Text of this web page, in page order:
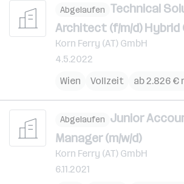
Abgelaufen Technical
Architect (f/m/d) Hybrid
Korn Ferry (AT) GmbH
4.5.2022
Wien
Vollzeit ab 2.826
Abgelaufen Junior
Manager (m/w/d)
Korn Ferry (AT) GmbH
6.11.2021